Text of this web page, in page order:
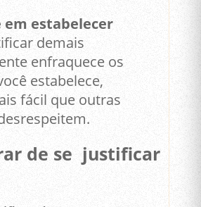
estabelecer
demais
enfraquece os
estabelece,
fácil que outras
de se justificar